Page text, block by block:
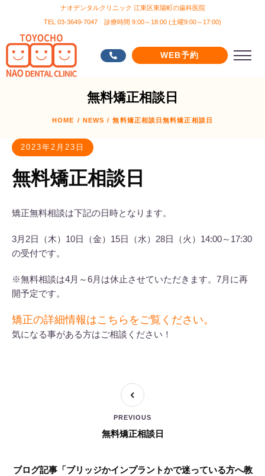
ナオデンタルクリニック 江東区東陽町の歯科医院
TEL 03-3649-7047 診療時間 9:00～18:00 (土曜9:00～17:00)
WEB予約
無料矯正相談日
HOME / NEWS / 無料矯正相談日無料矯正相談日
2023年2月23日
無料矯正相談日
矯正無料相談は下記の日時となります。
3月2日（木）10日（金）15日（水）28日（火）14:00～17:30
の受付です。
※無料相談は4月～6月は休止させていただきます。7月に再
開予定です。
矯正の詳細情報はこちらをご覧ください。
気になる事がある方はご相談ください！
無料矯正相談日
PREVIOUS
ブログ記事「ブリッジかインプラントかで迷っている方へ教